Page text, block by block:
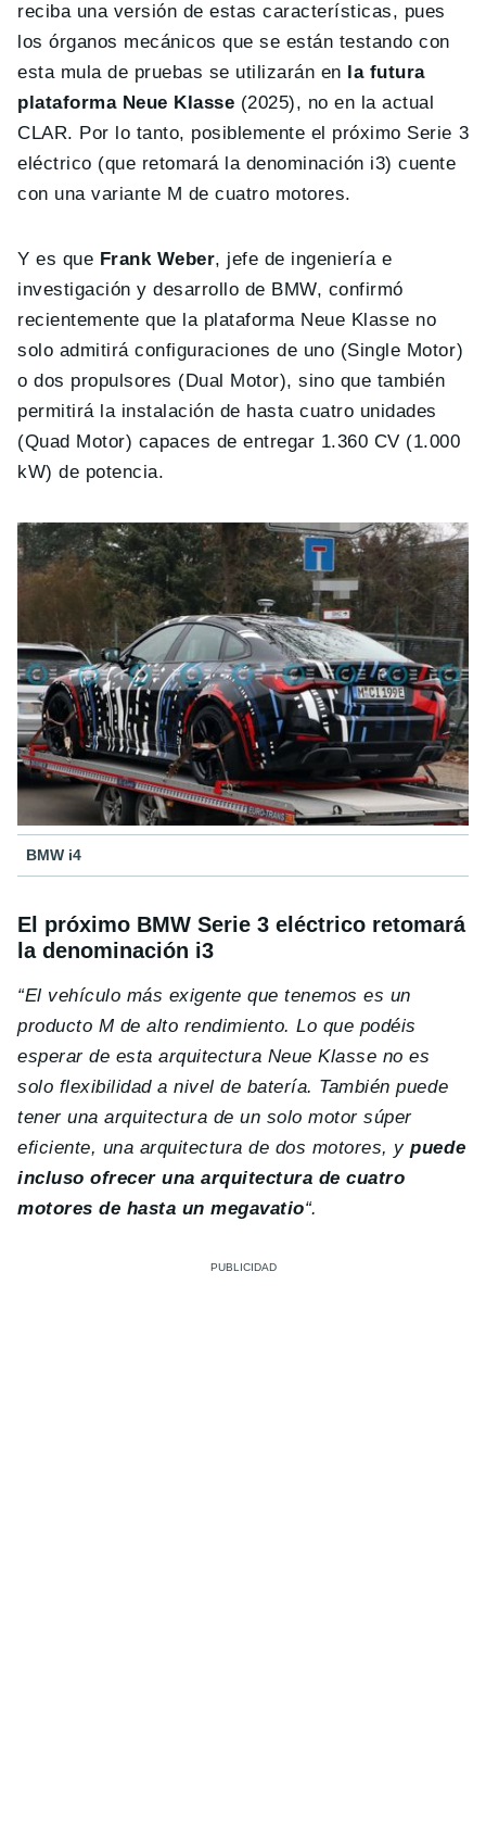
reciba una versión de estas características, pues
los órganos mecánicos que se están testando con
esta mula de pruebas se utilizarán en la futura
plataforma Neue Klasse (2025), no en la actual
CLAR. Por lo tanto, posiblemente el próximo Serie 3
eléctrico (que retomará la denominación i3) cuente
con una variante M de cuatro motores.
Y es que Frank Weber, jefe de ingeniería e
investigación y desarrollo de BMW, confirmó
recientemente que la plataforma Neue Klasse no
solo admitirá configuraciones de uno (Single Motor)
o dos propulsores (Dual Motor), sino que también
permitirá la instalación de hasta cuatro unidades
(Quad Motor) capaces de entregar 1.360 CV (1.000
kW) de potencia.
BMW i4
El próximo BMW Serie 3 eléctrico retomará
la denominación i3
“El vehículo más exigente que tenemos es un
producto M de alto rendimiento. Lo que podéis
esperar de esta arquitectura Neue Klasse no es
solo flexibilidad a nivel de batería. También puede
tener una arquitectura de un solo motor súper
eficiente, una arquitectura de dos motores, ypuede
incluso ofrecer una arquitectura de cuatro
motores de hasta un megavatio“.